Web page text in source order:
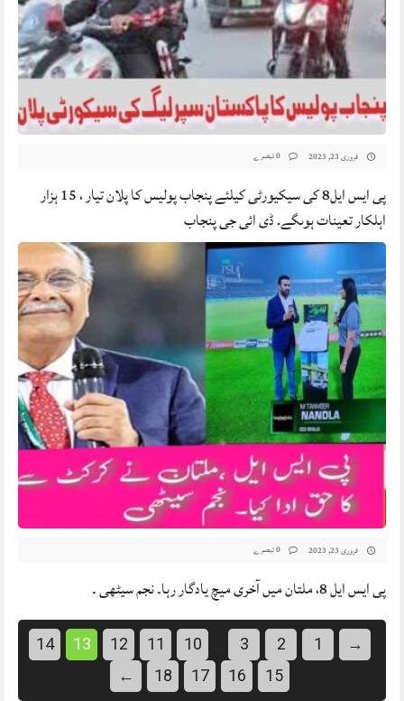
فروری 23, 2023
پی ایس ایل8 کی سیکیورٹی کیلئے پنجاب پولیس کا پلان تیار ، 15 ہزار
اہلکار تعینات ہوںگے. ڈی ائی جی پنجاب
فروری 23, 2023
پی ایس ایل 8، ملتان میں آخری میچ یادگار رہا۔ نجم سیٹھی ۔
→
1
2
3
10
11
12
13
14
15
16
17
18
←